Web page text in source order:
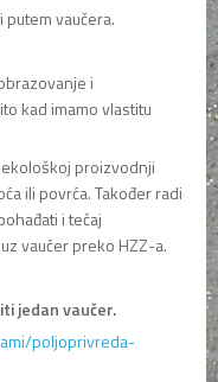
vaučera.
i
kad imamo vlastitu
proizvodnji
ili povrća. Također radi
i tečaj
vaučer preko HZZ-a.
jedan vaučer.
poljoprivreda-